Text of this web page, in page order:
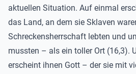
aktuellen Situation. Auf einmal
das Land, an dem sie Sklaven
Schreckensherrschaft lebten und
mussten – als ein toller Ort (16,3).
erscheint ihnen Gott – der sie mit